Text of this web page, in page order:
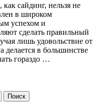
сайдинг, нельзя не
в широком
успехом и
сделать правильный
лишь удовольствие от
делается в большинстве
гораздо …